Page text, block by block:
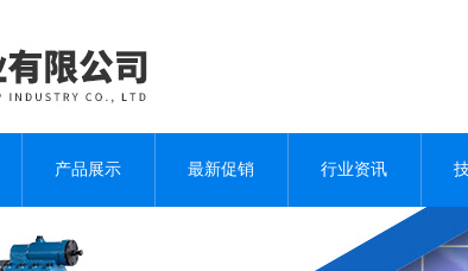
产品展示 最新促销 行业资讯